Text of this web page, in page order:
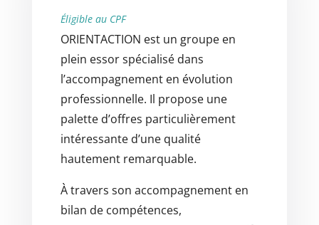
Éligible au CPF
ORIENTACTION est un groupe en
plein essor spécialisé dans
l’accompagnement en évolution
professionnelle. Il propose une
palette d’offres particulièrement
intéressante d’une qualité
hautement remarquable.
À travers son accompagnement en
bilan de compétences,